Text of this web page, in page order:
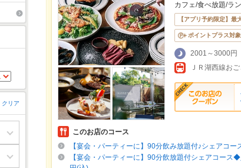
クリア
カフェ/食べ放題/ラ
【アプリ予約限定】
ポイントプラス対
2001～3000円
ＪＲ湖西線お
このお店のコース
【宴会・パーティーに】90分飲み放題付♪シェアコ
【宴会・パーティーに】90分飲放題付シェアコー